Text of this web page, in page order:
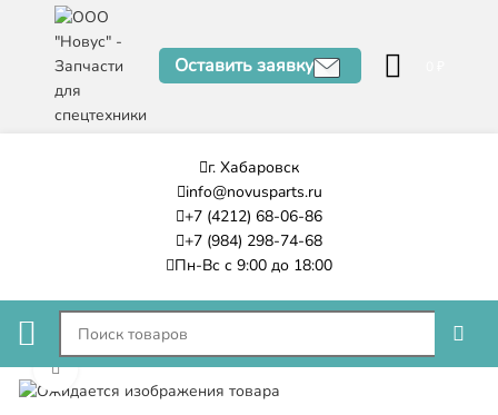
Оставить заявку
г. Хабаровск
info@novusparts.ru
+7 (4212) 68-06-86
+7 (984) 298-74-68
Пн-Вс с 9:00 до 18:00
Нажмите, чтобы увеличить